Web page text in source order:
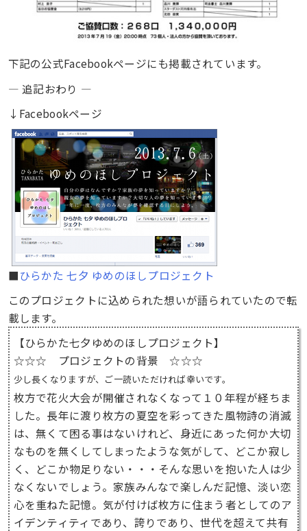
下記の公式Facebookページにも掲載されています。
— 追記おわり —
↓Facebookページ
■ひらかた 七夕 ゆめのほしプロジェクト
このプロジェクトに込められた想いが語られていたので転
載します。
【ひらかた七夕ゆめのほしプロジェクト】
☆☆☆ プロジェクトの背景 ☆☆☆
少し長くなりますが、ご一読いただければ幸いです。
枚方で花火大会が開催されなくなって１０年程が経ちま
した。長年に渡り枚方の夏空を彩ってきた風物詩の消滅
は、無くて困る事はないけれど、身近にあった何か大切
なものを無くしてしまったような気がして、どこか寂し
く、どこか物足りない・・・そんな思いを抱いた人は少
なくないでしょう。家族みんなで楽しんだ記憶、淡い恋
心を重ねた記憶。気が付けば枚方に住まう者としてのア
イデンティティであり、誇りであり、世代を超えて共有